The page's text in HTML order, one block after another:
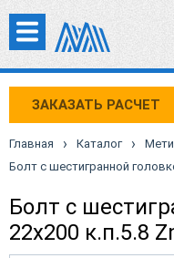
ЗАКАЗАТЬ РАСЧЕТ
Главная › Каталог ›
Болт с шестигранной
Болт с
22х200 к.п.5.8